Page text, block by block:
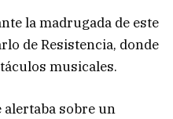
la madrugada de este
de Resistencia, donde
musicales.
alertaba sobre un